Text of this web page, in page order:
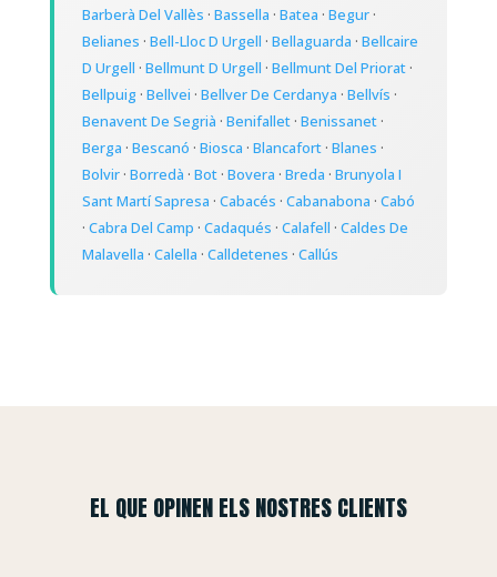
Barberà Del Vallès · Bassella · Batea · Begur·
Belianes · Bell-Lloc D Urgell · Bellaguarda · Bellcaire
D Urgell · Bellmunt D Urgell · Bellmunt Del Priorat·
Bellpuig· Bellvei · Bellver De Cerdanya · Bellvís ·
Benavent De Segrià · Benifallet· Benissanet·
Berga · Bescanó · Biosca · Blancafort· Blanes ·
Bolvir· Borredà · Bot· Bovera · Breda · Brunyola I
Sant Martí Sapresa · Cabacés · Cabanabona · Cabó
· Cabra Del Camp · Cadaqués · Calafell · Caldes De
Malavella · Calella · Calldetenes · Callús
EL QUE OPINEN ELS NOSTRES CLIENTS